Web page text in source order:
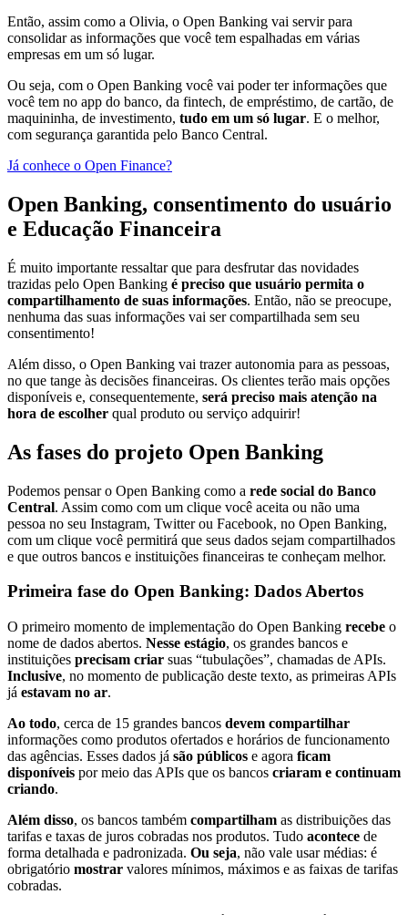
Então, assim como a Olivia, o Open Banking vai servir para
consolidar as informações que você tem espalhadas em várias
empresas em um só lugar.
Ou seja, com o Open Banking você vai poder ter informações que
você tem no app do banco, da fintech, de empréstimo, de cartão, de
maquininha, de investimento, tudo em um só lugar. E o melhor,
com segurança garantida pelo Banco Central.
Já conhece o Open Finance?
Open Banking, consentimento do usuário
e Educação Financeira
É muito importante ressaltar que para desfrutar das novidades
trazidas pelo Open Banking é preciso que usuário permita o
compartilhamento de suas informações. Então, não se preocupe,
nenhuma das suas informações vai ser compartilhada sem seu
consentimento!
Além disso, o Open Banking vai trazer autonomia para as pessoas,
no que tange às decisões financeiras. Os clientes terão mais opções
disponíveis e, consequentemente, será preciso mais atenção na
hora de escolher qual produto ou serviço adquirir!
As fases do projeto Open Banking
Podemos pensar o Open Banking como a rede social do Banco
Central. Assim como com um clique você aceita ou não uma
pessoa no seu Instagram, Twitter ou Facebook, no Open Banking,
com um clique você permitirá que seus dados sejam compartilhados
e que outros bancos e instituições financeiras te conheçam melhor.
Primeira fase do Open Banking: Dados Abertos
O primeiro momento de implementação do Open Banking recebe o
nome de dados abertos. Nesse estágio, os grandes bancos e
instituições precisam criar suas “tubulações”, chamadas de APIs.
Inclusive, no momento de publicação deste texto, as primeiras APIs
já estavam no ar.
Ao todo, cerca de 15 grandes bancos devem compartilhar
informações como produtos ofertados e horários de funcionamento
das agências. Esses dados já são públicos e agora ficam
disponíveis por meio das APIs que os bancos criaram e continuam
criando.
Além disso, os bancos também compartilham as distribuições das
tarifas e taxas de juros cobradas nos produtos. Tudo acontece de
forma detalhada e padronizada. Ou seja, não vale usar médias: é
obrigatório mostrar valores mínimos, máximos e as faixas de tarifas
cobradas.